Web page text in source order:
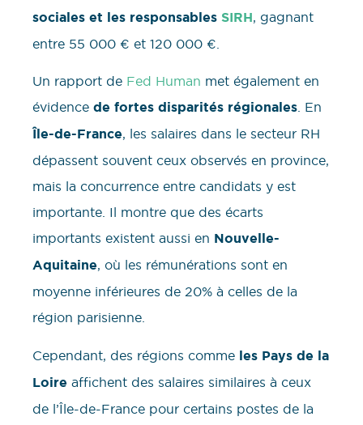
sociales et les responsables SIRH, gagnant
entre 55 000 € et 120 000 €.
Un rapport de Fed Human met également en
évidence de fortes disparités régionales. En
Île-de-France, les salaires dans le secteur RH
dépassent souvent ceux observés en province,
mais la concurrence entre candidats y est
importante. Il montre que des écarts
importants existent aussi en Nouvelle-
Aquitaine, où les rémunérations sont en
moyenne inférieures de 20% à celles de la
région parisienne.
Cependant, des régions comme les Pays de la
Loire affichent des salaires similaires à ceux
de l’Île-de-France pour certains postes de la